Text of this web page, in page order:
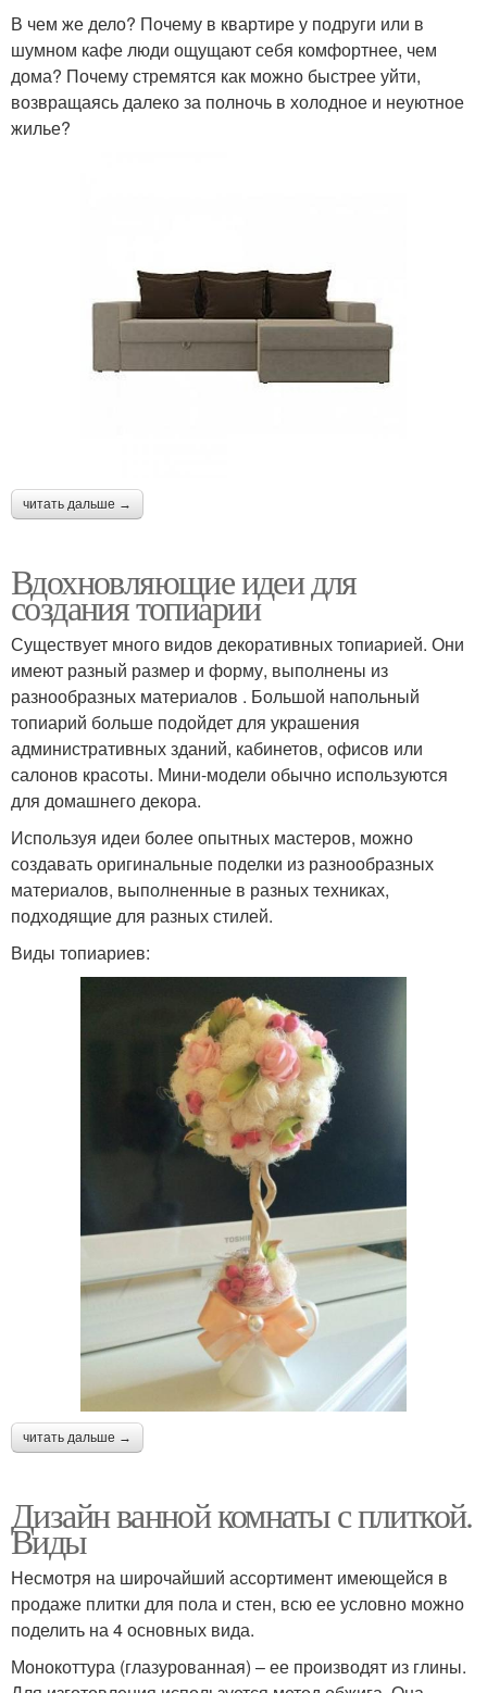
В чем же дело? Почему в квартире у подруги или в
шумном кафе люди ощущают себя комфортнее, чем
дома? Почему стремятся как можно быстрее уйти,
возвращаясь далеко за полночь в холодное и неуютное
жилье?
читать дальше →
Вдохновляющие идеи для
создания топиарии
Существует много видов декоративных топиарией. Они
имеют разный размер и форму, выполнены из
разнообразных материалов . Большой напольный
топиарий больше подойдет для украшения
административных зданий, кабинетов, офисов или
салонов красоты. Мини-модели обычно используются
для домашнего декора.
Используя идеи более опытных мастеров, можно
создавать оригинальные поделки из разнообразных
материалов, выполненные в разных техниках,
подходящие для разных стилей.
Виды топиариев:
читать дальше →
Дизайн ванной комнаты с плиткой.
Виды
Несмотря на широчайший ассортимент имеющейся в
продаже плитки для пола и стен, всю ее условно можно
поделить на 4 основных вида.
Монокоттура (глазурованная) – ее производят из глины.